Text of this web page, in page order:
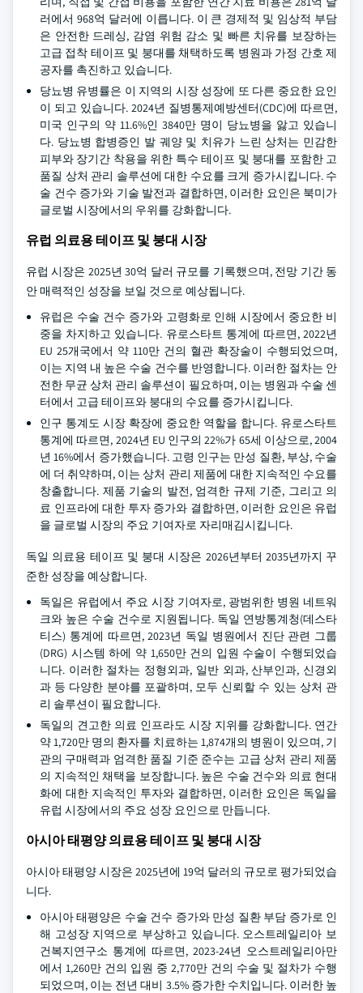
러에서 968억 달러에 이릅니다. 이 큰 경제적 및 임상적 부담
은 안전한 드레싱, 감염 위험 감소 및 빠른 치유를 보장하는
고급 접착 테이프 및 붕대를 채택하도록 병원과 가정 간호 제
공자를 촉진하고 있습니다.
당뇨병 유병률은 이 지역의 시장 성장에 또 다른 중요한 요인
이 되고 있습니다. 2024년 질병통제예방센터(CDC)에 따르면,
미국 인구의 약 11.6%인 3840만 명이 당뇨병을 앓고 있습니
다. 당뇨병 합병증인 발 궤양 및 치유가 느린 상처는 민감한
피부와 장기간 착용을 위한 특수 테이프 및 붕대를 포함한 고
품질 상처 관리 솔루션에 대한 수요를 크게 증가시킵니다. 수
술 건수 증가와 기술 발전과 결합하면, 이러한 요인은 북미가
글로벌 시장에서의 우위를 강화합니다.
유럽 의료용 테이프 및 붕대 시장
유럽 시장은 2025년 30억 달러 규모를 기록했으며, 전망 기간 동
안 매력적인 성장을 보일 것으로 예상됩니다.
유럽은 수술 건수 증가와 고령화로 인해 시장에서 중요한 비
중을 차지하고 있습니다. 유로스타트 통계에 따르면, 2022년
EU 25개국에서 약 110만 건의 혈관 확장술이 수행되었으며,
이는 지역 내 높은 수술 건수를 반영합니다. 이러한 절차는 안
전한 무균 상처 관리 솔루션이 필요하며, 이는 병원과 수술 센
터에서 고급 테이프와 붕대의 수요를 증가시킵니다.
인구 통계도 시장 확장에 중요한 역할을 합니다. 유로스타트
통계에 따르면, 2024년 EU 인구의 22%가 65세 이상으로, 2004
년 16%에서 증가했습니다. 고령 인구는 만성 질환, 부상, 수술
에 더 취약하며, 이는 상처 관리 제품에 대한 지속적인 수요를
창출합니다. 제품 기술의 발전, 엄격한 규제 기준, 그리고 의
료 인프라에 대한 투자 증가와 결합하면, 이러한 요인은 유럽
을 글로벌 시장의 주요 기여자로 자리매김시킵니다.
독일 의료용 테이프 및 붕대 시장은 2026년부터 2035년까지 꾸
준한 성장을 예상합니다.
독일은 유럽에서 주요 시장 기여자로, 광범위한 병원 네트워
크와 높은 수술 건수로 지원됩니다. 독일 연방통계청(데스타
티스) 통계에 따르면, 2023년 독일 병원에서 진단 관련 그룹
(DRG) 시스템 하에 약 1,650만 건의 입원 수술이 수행되었습
니다. 이러한 절차는 정형외과, 일반 외과, 산부인과, 신경외
과 등 다양한 분야를 포괄하며, 모두 신뢰할 수 있는 상처 관
리 솔루션이 필요합니다.
독일의 견고한 의료 인프라도 시장 지위를 강화합니다. 연간
약 1,720만 명의 환자를 치료하는 1,874개의 병원이 있으며, 기
관의 구매력과 엄격한 품질 기준 준수는 고급 상처 관리 제품
의 지속적인 채택을 보장합니다. 높은 수술 건수와 의료 현대
화에 대한 지속적인 투자와 결합하면, 이러한 요인은 독일을
유럽 시장에서의 주요 성장 요인으로 만듭니다.
아시아 태평양 의료용 테이프 및 붕대 시장
아시아 태평양 시장은 2025년에 19억 달러의 규모로 평가되었습
니다.
아시아 태평양은 수술 건수 증가와 만성 질환 부담 증가로 인
해 고성장 지역으로 부상하고 있습니다. 오스트레일리아 보
건복지연구소 통계에 따르면, 2023-24년 오스트레일리아만
에서 1,260만 건의 입원 중 2,770만 건의 수술 및 절차가 수행
되었으며, 이는 전년 대비 3.5% 증가한 수치입니다. 이러한 높